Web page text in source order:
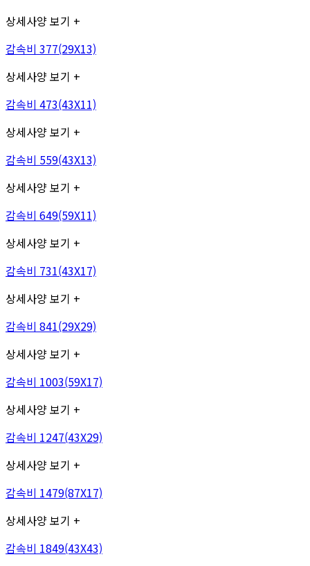
상세사양 보기 +
감속비 377(29X13)
상세사양 보기 +
감속비 473(43X11)
상세사양 보기 +
감속비 559(43X13)
상세사양 보기 +
감속비 649(59X11)
상세사양 보기 +
감속비 731(43X17)
상세사양 보기 +
감속비 841(29X29)
상세사양 보기 +
감속비 1003(59X17)
상세사양 보기 +
감속비 1247(43X29)
상세사양 보기 +
감속비 1479(87X17)
상세사양 보기 +
감속비 1849(43X43)